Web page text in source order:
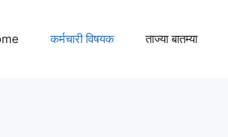
कर्मचारी विषयक ताज्या बातम्या